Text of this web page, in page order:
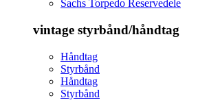
Sachs Torpedo Reservedele
vintage styrbånd/håndtag
Håndtag
Styrbånd
Håndtag
Styrbånd